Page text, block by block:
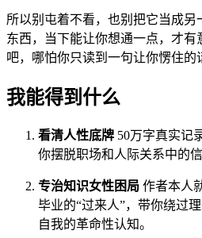
所以别屯着不看，也别把它当成
东西，当下能让你想通一点，才有
吧，哪怕你只读到一句让你愣住的
我能得到什么
看清人性底牌 50万字真实记
你摆脱职场和人际关系中的
专治知识女性困局 作者本人
毕业的“过来人”，带你绕过
自我的革命性认知。